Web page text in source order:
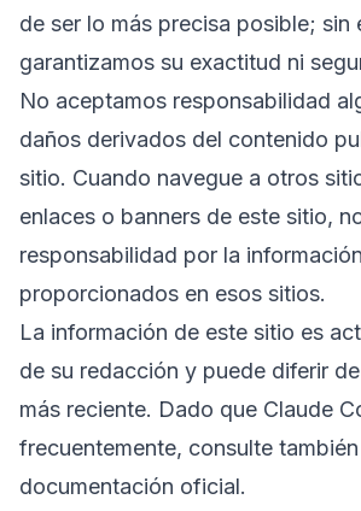
de ser lo más precisa posible; sin
garantizamos su exactitud ni
No aceptamos responsabilidad
daños derivados del contenido
sitio. Cuando navegue a otros
enlaces o banners de este sitio,
responsabilidad por la
proporcionados en esos sitios.
La información de este sitio es
de su redacción y puede diferir
más reciente. Dado que Claude
frecuentemente, consulte
documentación oficial.